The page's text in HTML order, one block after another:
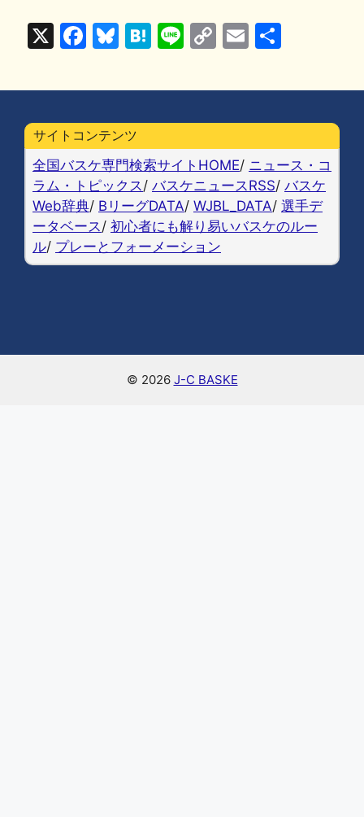
X
F
c
b
o
o
k
Bl
e
k
y
H
e
Li
e
C
p
n
k
E
ai
サイトコンテンツ
全国バスケ専門検索サイトHOME/ ニュース・コ
ラム・トピックス / バスケニュースRSS/ バスケ
Web辞典/ BリーグDATA/ WJBL_DATA/ 選手デ
ータベース / 初心者にも解り易いバスケのルー
ル/ プレーとフォーメーション
© 2026 J-C BASKE